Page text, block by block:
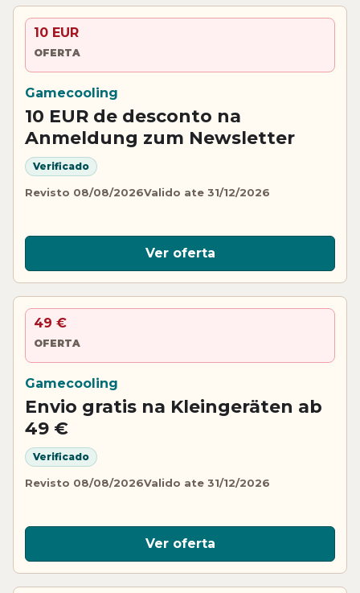
10 EUR
OFERTA
Gamecooling
10 EUR de desconto na
Anmeldung zum Newsletter
Verificado
Revisto 08/08/2026Valido ate 31/12/2026
Ver oferta
49 €
OFERTA
Gamecooling
Envio gratis na Kleingeräten ab
49 €
Verificado
Revisto 08/08/2026Valido ate 31/12/2026
Ver oferta